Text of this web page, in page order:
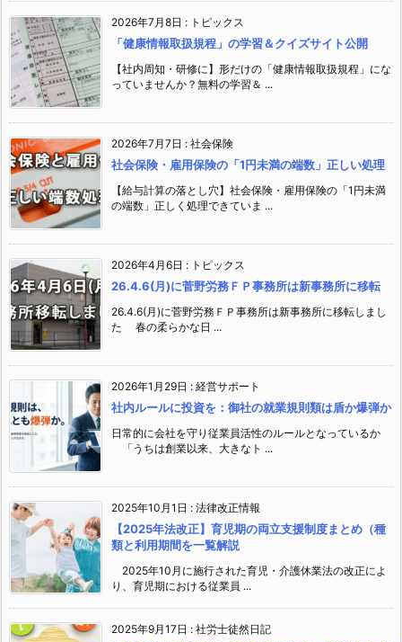
2026年7月8日 : トピックス
「健康情報取扱規程」の学習＆クイズサイト公開
【社内周知・研修に】形だけの「健康情報取扱規程」にな
っていませんか？無料の学習＆ ...
2026年7月7日 : 社会保険
社会保険・雇用保険の「1円未満の端数」正しい処理
【給与計算の落とし穴】社会保険・雇用保険の「1円未満
の端数」正しく処理できていま ...
2026年4月6日 : トピックス
26.4.6(月)に菅野労務ＦＰ事務所は新事務所に移転
26.4.6(月)に菅野労務ＦＰ事務所は新事務所に移転しまし
た 春の柔らかな日 ...
2026年1月29日 : 経営サポート
社内ルールに投資を：御社の就業規則類は盾か爆弾か
日常的に会社を守り従業員活性のルールとなっているか
「うちは創業以来、大きなト ...
2025年10月1日 : 法律改正情報
【2025年法改正】育児期の両立支援制度まとめ（種
類と利用期間を一覧解説
2025年10月に施行された育児・介護休業法の改正によ
り、育児期における従業員 ...
2025年9月17日 : 社労士徒然日記